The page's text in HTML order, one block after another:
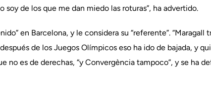
soy de los que me dan miedo las roturas”, ha advertido.
en Barcelona, y le considera su “referente”. “Maragall
de los Juegos Olímpicos eso ha ido de bajada, y
no es de derechas, “y Convergència tampoco”, y se ha